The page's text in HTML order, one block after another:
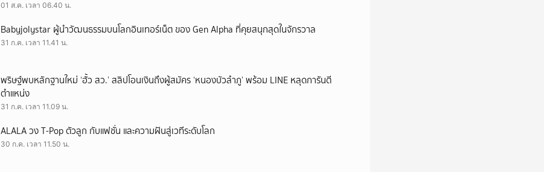
01 ส.ค. เวลา 06.40 น.
Babyjolystar ผู้นำวัฒนธรรมบนโลกอินเทอร์เน็ต ของ Gen Alpha ที่คุยสนุกสุดในจักรวาล
31 ก.ค. เวลา 11.41 น.
พริษฐ์พบหลักฐานใหม่ ‘ฮั้ว สว.’ สลิปโอนเงินถึงผู้สมัคร ‘หนองบัวลำภู’ พร้อม LINE หลุดการันตี
ตำแหน่ง
31 ก.ค. เวลา 11.09 น.
ALALA วง T-Pop ตัวลูก กับแฟชั่น และความฝันสู่เวทีระดับโลก
30 ก.ค. เวลา 11.50 น.